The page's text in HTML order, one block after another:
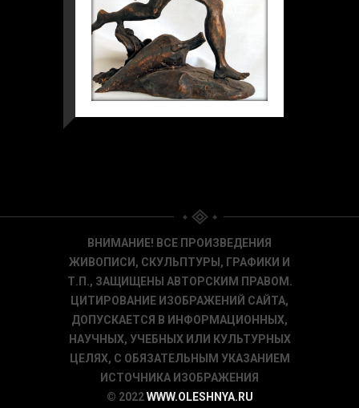
ВНИМАНИЕ! ВСЕ ПРОИЗВЕДЕНИЯ
ЖИВОПИСИ, СКУЛЬПТУРЫ, ГРАФИКИ И
Т.П., ЗАЩИЩЕНЫ АВТОРСКИМ ПРАВОМ.
ЦИТИРОВАНИЕ ИЗОБРАЖЕНИЙ САЙТА,
ДОПУСКАЕТСЯ В ИНФОРМАЦИОННЫХ,
НАУЧНЫХ, УЧЕБНЫХ ИЛИ КУЛЬТУРНЫХ
ЦЕЛЯХ, С ОБЯЗАТЕЛЬНЫМ УКАЗАНИЕМ
ИСТОЧНИКА ИЗОБРАЖЕНИЯ
© 2022WWW.OLESHNYA.RU